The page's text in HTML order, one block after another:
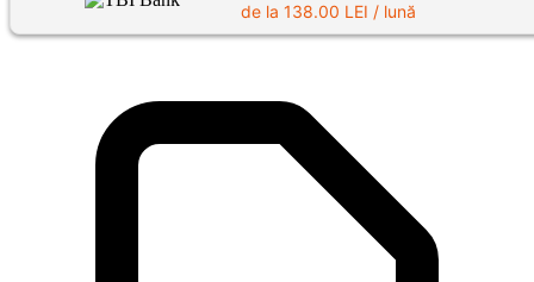
de la 138.00 LEI / lună